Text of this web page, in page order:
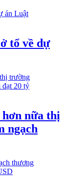
tổ về dự
nữa thị
ngạch